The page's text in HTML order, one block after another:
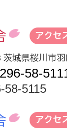
アクセ
茨城県桜川市
58-
58-5115
アクセ